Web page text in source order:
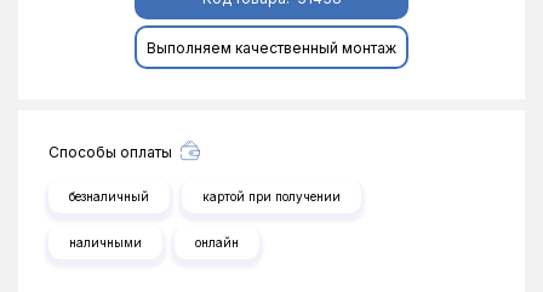
Выполняем качественный монтаж
Способы оплаты
безналичный картой при получении
наличными онлайн